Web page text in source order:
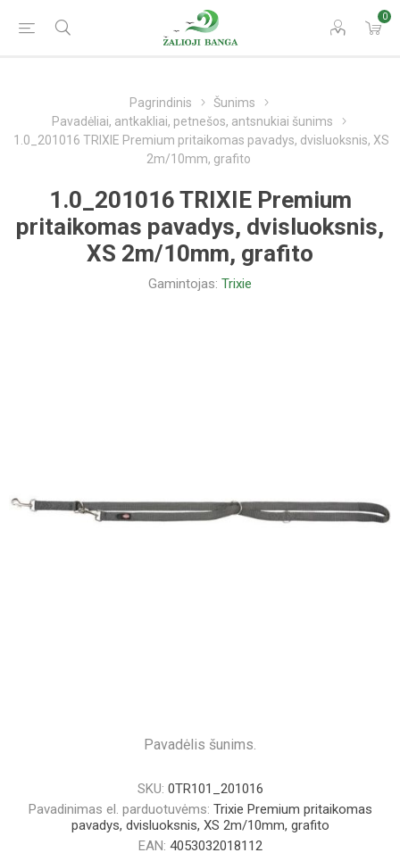
0
Pagrindinis
Šunims
Pavadėliai, antkakliai, petnešos, antsnukiai šunims
1.0_201016 TRIXIE Premium pritaikomas pavadys, dvisluoksnis, XS
2m/10mm, grafito
1.0_201016 TRIXIE Premium
pritaikomas pavadys, dvisluoksnis,
XS 2m/10mm, grafito
Gamintojas: Trixie
Pavadėlis šunims.
SKU: 0TR101_201016
Pavadinimas el. parduotuvėms: Trixie Premium pritaikomas
pavadys, dvisluoksnis, XS 2m/10mm, grafito
EAN: 4053032018112